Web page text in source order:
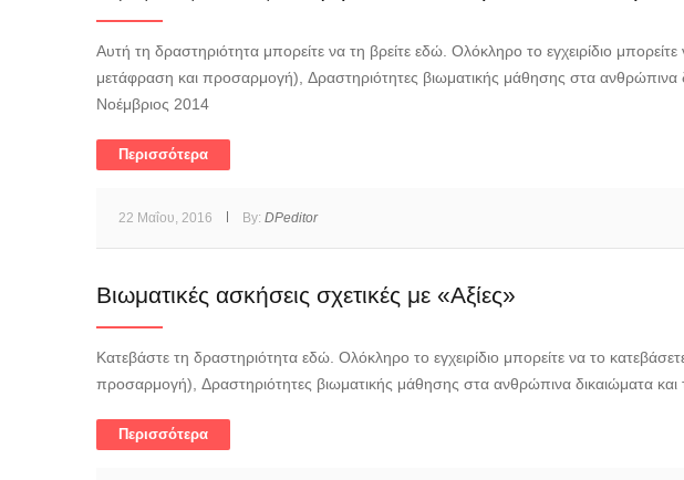
Αυτή τη δραστηριότητα μπορείτε να τη βρείτε εδώ. Ολόκληρο το εγχειρίδιο
μετάφραση και προσαρμογή), Δραστηριότητες βιωματικής μάθησης στα
Νοέμβριος 2014
Περισσότερα
22 Μαΐου, 2016 By: DPeditor
Βιωματικές ασκήσεις σχετικές με «Αξίες»
Κατεβάστε τη δραστηριότητα εδώ. Ολόκληρο το εγχειρίδιο μπορείτε να το
προσαρμογή), Δραστηριότητες βιωματικής μάθησης στα ανθρώπινα δικαιώματα
Περισσότερα